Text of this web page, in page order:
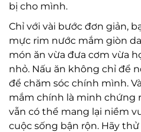
bị cho mình.
Chỉ với vài bước đơn giản,
mực rim nước mắm giòn
món ăn vừa đưa cơm vừa
nhỏ. Nấu ăn không chỉ để
để chăm sóc chính mình.
mắm chính là minh chứng
vẫn có thể mang lại niềm
cuộc sống bận rộn. Hãy